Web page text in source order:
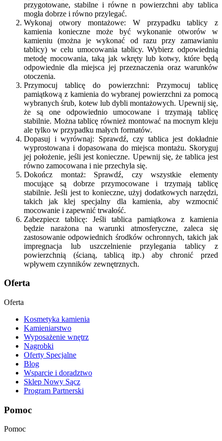
przygotowane, stabilne i równe n powierzchni aby tablica
mogła dobrze i równo przylegać.
Wykonaj otwory montażowe: W przypadku tablicy z
kamienia konieczne może być wykonanie otworów w
kamieniu (można je wykonać od razu przy zamawianiu
tablicy) w celu umocowania tablicy. Wybierz odpowiednią
metodę mocowania, taką jak wkręty lub kotwy, które będą
odpowiednie dla miejsca jej przeznaczenia oraz warunków
otoczenia.
Przymocuj tablicę do powierzchni: Przymocuj tablicę
pamiątkową z kamienia do wybranej powierzchni za pomocą
wybranych śrub, kotew lub dybli montażowych. Upewnij się,
że są one odpowiednio umocowane i trzymają tablicę
stabilnie. Można tablicę również montować na mocnym kleju
ale tylko w przypadku małych formatów.
Dopasuj i wyrównaj: Sprawdź, czy tablica jest dokładnie
wyprostowana i dopasowana do miejsca montażu. Skoryguj
jej położenie, jeśli jest konieczne. Upewnij się, że tablica jest
równo zamocowana i nie przechyla się.
Dokończ montaż: Sprawdź, czy wszystkie elementy
mocujące są dobrze przymocowane i trzymają tablicę
stabilnie. Jeśli jest to konieczne, użyj dodatkowych narzędzi,
takich jak klej specjalny dla kamienia, aby wzmocnić
mocowanie i zapewnić trwałość.
Zabezpiecz tablicę: Jeśli tablica pamiątkowa z kamienia
będzie narażona na warunki atmosferyczne, zaleca się
zastosowanie odpowiednich środków ochronnych, takich jak
impregnacja lub uszczelnienie przylegania tablicy z
powierzchnią (ścianą, tablicą itp.) aby chronić przed
wpływem czynników zewnętrznych.
Oferta
Oferta
Kosmetyka kamienia
Kamieniarstwo
Wyposażenie wnętrz
Nagrobki
Oferty Specjalne
Blog
Wsparcie i doradztwo
Sklep Nowy Sącz
Program Partnerski
Pomoc
Pomoc